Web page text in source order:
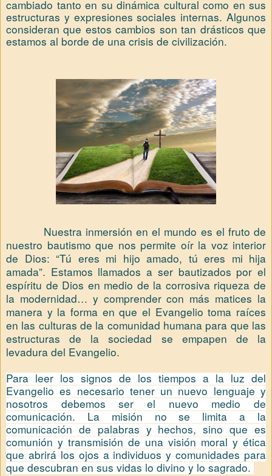
cambiado tanto en su dinámica cultural como en sus
estructuras y expresiones sociales internas. Algunos
consideran que estos cambios son tan drásticos que
estamos al borde de una crisis de civilización.
Nuestra inmersión en el mundo es el fruto de
nuestro bautismo que nos permite oír la voz interior
de Dios: “Tú eres mi hijo amado, tú eres mi hija
amada”. Estamos llamados a ser bautizados por el
espíritu de Dios en medio de la corrosiva riqueza de
la modernidad… y comprender con más matices la
manera y la forma en que el Evangelio toma raíces
en las culturas de la comunidad humana para que las
estructuras de la sociedad se empapen de la
levadura del Evangelio.
Para leer los signos de los tiempos a la luz del
Evangelio es necesario tener un nuevo lenguaje y
nosotros debemos ser el nuevo medio de
comunicación. La misión no se limita a la
comunicación de palabras y hechos, sino que es
comunión y transmisión de una visión moral y ética
que abrirá los ojos a individuos y comunidades para
que descubran en sus vidas lo divino y lo sagrado.